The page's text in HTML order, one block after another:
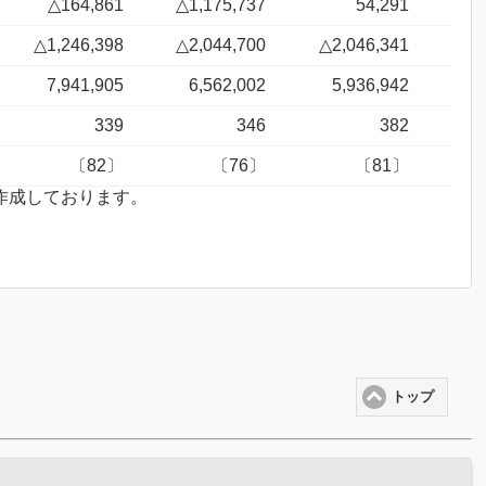
△164,861 △1,175,737 54,291
△1,246,398 △2,044,700 △2,046,341
7,941,905 6,562,002 5,936,942
339 346 382
〔82〕 〔76〕
〔81〕
しております。
トップ